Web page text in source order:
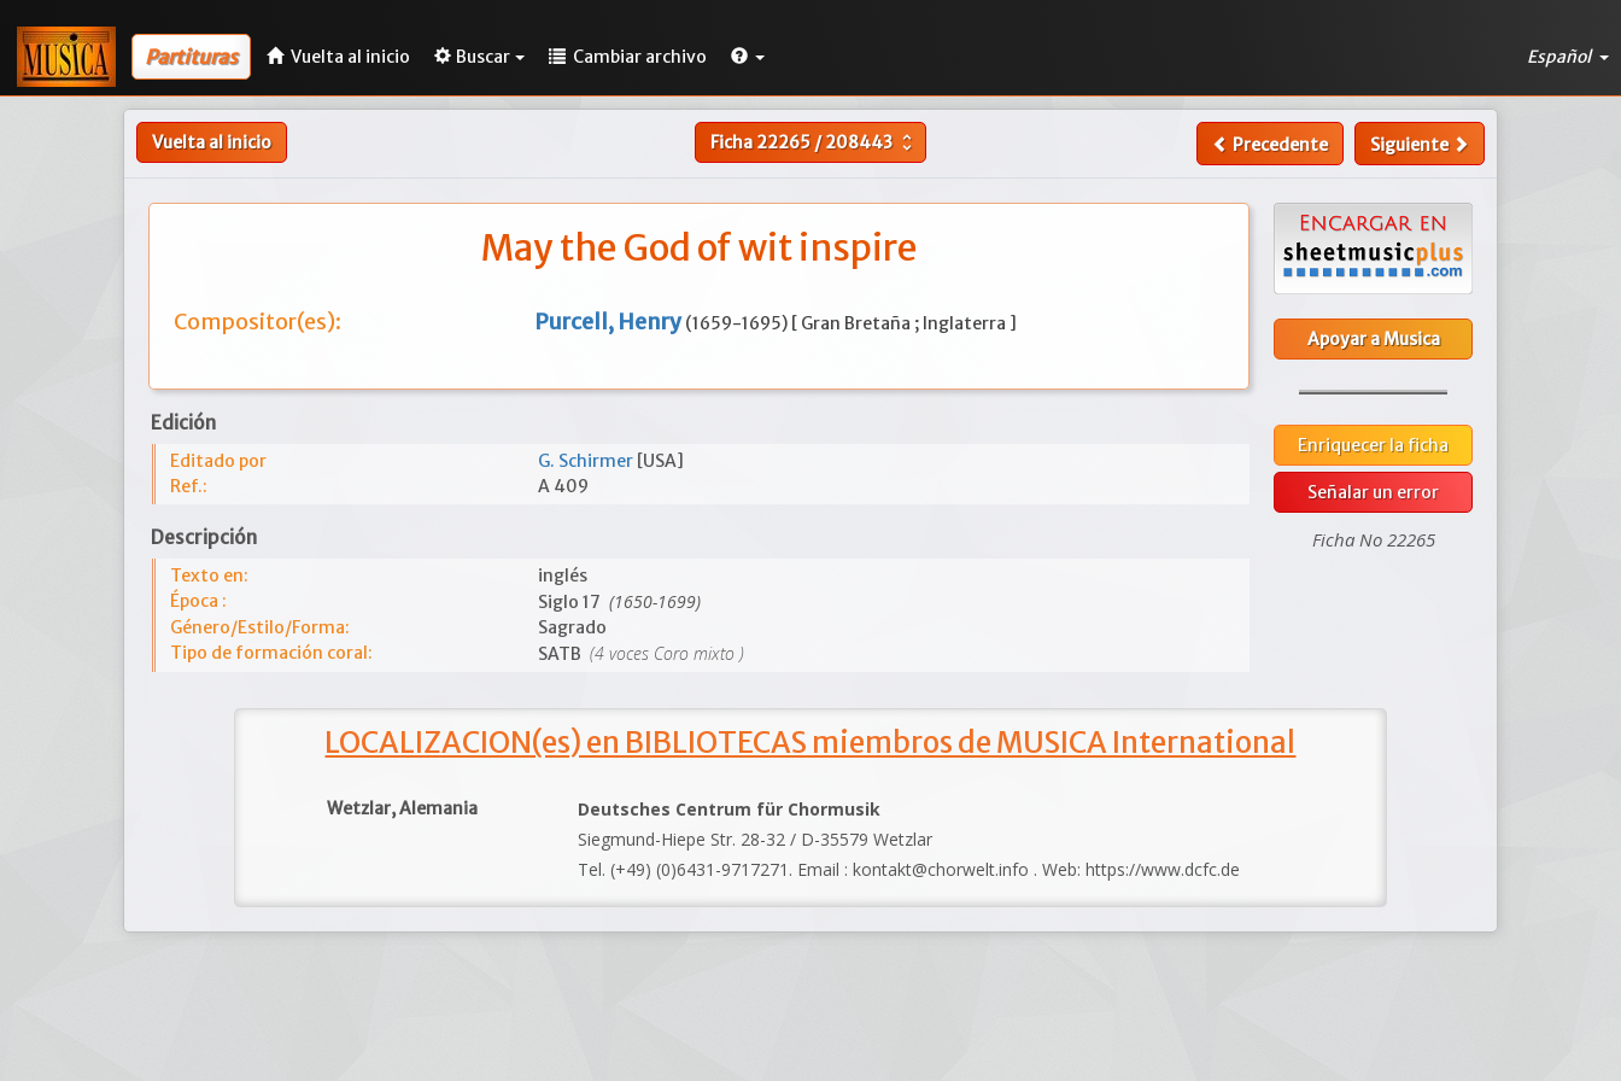
Partituras Vuelta al inicio Buscar Cambiar archivo Español
Vuelta al inicio Ficha22265/208443 unfold_more Precedente Siguiente
May the God of wit inspire
Compositor(es): Purcell, Henry (1659-1695) [ Gran Bretaña ; Inglaterra ]
Edición
Editado por G. Schirmer [USA]
Ref.:
A 409
Descripción
Texto en:
inglés
Época :
Siglo 17 (1650-1699)
Género/Estilo/Forma:
Sagrado
Tipo de formación coral:
SATB (4 voces Coro mixto )
Apoyar a Musica
Enriquecer la ficha
Señalar un error
Ficha No 22265
LOCALIZACION(es) en BIBLIOTECAS miembros de MUSICA International
Wetzlar, Alemania
Deutsches Centrum für Chormusik
Siegmund-Hiepe Str. 28-32 / D-35579 Wetzlar
Tel. (+49) (0)6431-9717271. Email : kontakt@chorwelt.info . Web: https://www.dcfc.de